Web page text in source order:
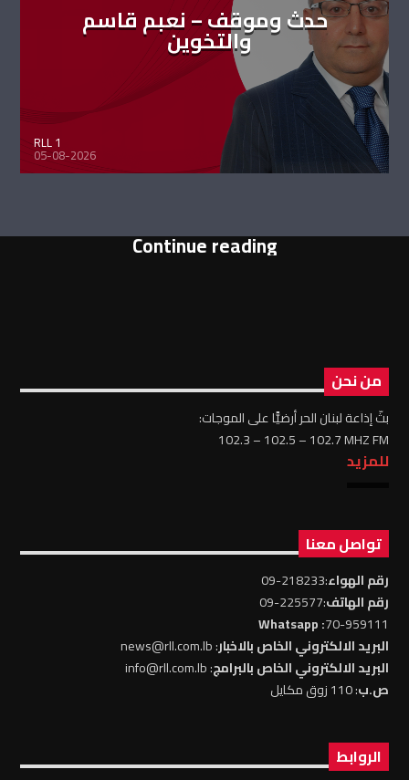
حدث وموقف – نعبم قاسم
والتخوين
RLL 1
05-08-2026
Continue reading
من نحن
بثّ إذاعة لبنان الحر أرضيًّا على الموجات:
102.3 – 102.5 – 102.7 MHZ FM
للمزيد
تواصل معنا
رقم الهواء:218233-09
رقم الهاتف:225577-09
70-959111
: Whatsapp
البريد الالكتروني الخاص بالاخبار: news@rll.com.lb
البريد الالكتروني الخاص بالبرامج: info@rll.com.lb
ص.ب: 110 زوق مكايل
الروابط